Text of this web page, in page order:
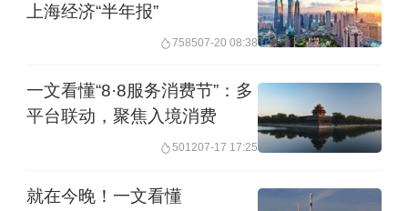
上海经济“半年报”
758507-20 08:38
一文看懂“8·8服务消费节”：多
平台联动，聚焦入境消费
501207-17 17:25
就在今晚！一文看懂